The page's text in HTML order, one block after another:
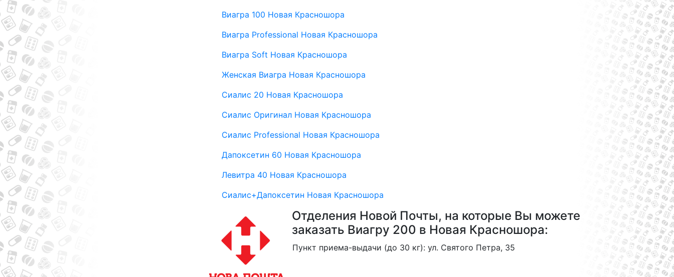
Виагра 100 Новая Красношора
Виагра Professional Новая Красношора
Виагра Soft Новая Красношора
Женская Виагра Новая Красношора
Сиалис 20 Новая Красношора
Сиалис Оригинал Новая Красношора
Сиалис Professional Новая Красношора
Дапоксетин 60 Новая Красношора
Левитра 40 Новая Красношора
Сиалис+Дапоксетин Новая Красношора
Отделения Новой Почты, на которые Вы можете
заказать Виагру 200 в Новая Красношора:
Пункт приема-выдачи (до 30 кг): ул. Святого Петра, 35